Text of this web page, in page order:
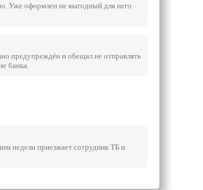
Уже оформлен не выгодный для него
предупреждён и обещал не отправлять
банка.
недели приезжает сотрудник ТБ и